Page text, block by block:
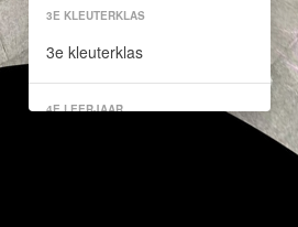
3E KLEUTERKLAS
3e kleuterklas
4E LEERJAAR